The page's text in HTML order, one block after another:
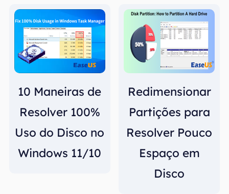
10 Maneiras de
Resolver 100%
Uso do Disco no
Windows 11/10
Redimensionar
Partições para
Resolver Pouco
Espaço em
Disco